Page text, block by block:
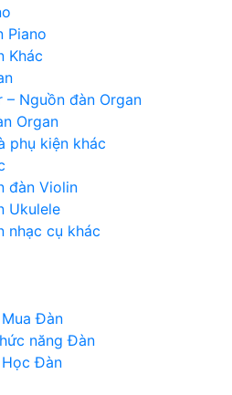
Piano
Khác
– Nguồn đàn Organ
Organ
phụ kiện khác
đàn Violin
Ukulele
nhạc cụ khác
Đàn
năng Đàn
Đàn